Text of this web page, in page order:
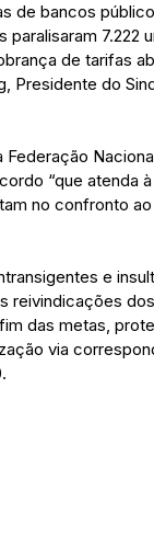
de bancos
7.222
de tarifas
Presidente do
“que atenda
no confronto
e
das metas,
via